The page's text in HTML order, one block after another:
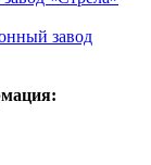
зaвoд